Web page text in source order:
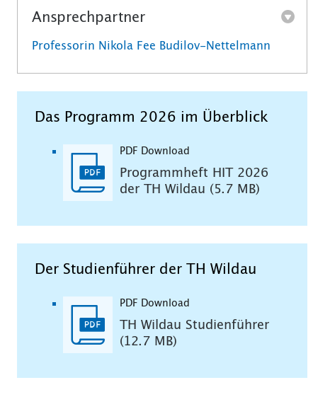
Ansprechpartner
Professorin Nikola Fee Budilov-Nettelmann
Das Programm 2026 im Überblick
PDF Download
Programmheft HIT 2026
der TH Wildau (5.7 MB)
Der Studienführer der TH Wildau
PDF Download
TH Wildau Studienführer
(12.7 MB)